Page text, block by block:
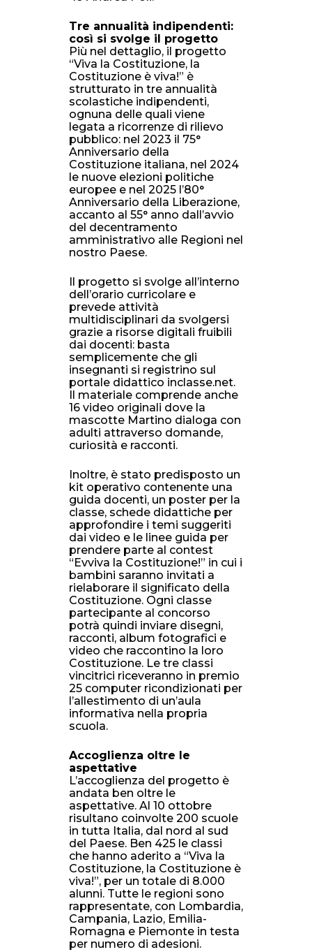
Tre annualità indipendenti:
così si svolge il progetto
Più nel dettaglio, il progetto
“Viva la Costituzione, la
Costituzione è viva!” è
strutturato in tre annualità
scolastiche indipendenti,
ognuna delle quali viene
legata a ricorrenze di rilievo
pubblico: nel 2023 il 75°
Anniversario della
Costituzione italiana, nel 2024
le nuove elezioni politiche
europee e nel 2025 l’80°
Anniversario della Liberazione,
accanto al 55° anno dall’avvio
del decentramento
amministrativo alle Regioni nel
nostro Paese.
Il progetto si svolge all’interno
dell’orario curricolare e
prevede attività
multidisciplinari da svolgersi
grazie a risorse digitali fruibili
dai docenti: basta
semplicemente che gli
insegnanti si registrino sul
portale didattico inclasse.net.
Il materiale comprende anche
16 video originali dove la
mascotte Martino dialoga con
adulti attraverso domande,
curiosità e racconti.
Inoltre, è stato predisposto un
kit operativo contenente una
guida docenti, un poster per la
classe, schede didattiche per
approfondire i temi suggeriti
dai video e le linee guida per
prendere parte al contest
“Evviva la Costituzione!” in cui i
bambini saranno invitati a
rielaborare il significato della
Costituzione. Ogni classe
partecipante al concorso
potrà quindi inviare disegni,
racconti, album fotografici e
video che raccontino la loro
Costituzione. Le tre classi
vincitrici riceveranno in premio
25 computer ricondizionati per
l’allestimento di un’aula
informativa nella propria
scuola.
Accoglienza oltre le
aspettative
L’accoglienza del progetto è
andata ben oltre le
aspettative. Al 10 ottobre
risultano coinvolte 200 scuole
in tutta Italia, dal nord al sud
del Paese. Ben 425 le classi
che hanno aderito a “Viva la
Costituzione, la Costituzione è
viva!”, per un totale di 8.000
alunni. Tutte le regioni sono
rappresentate, con Lombardia,
Campania, Lazio, Emilia-
Romagna e Piemonte in testa
per numero di adesioni.